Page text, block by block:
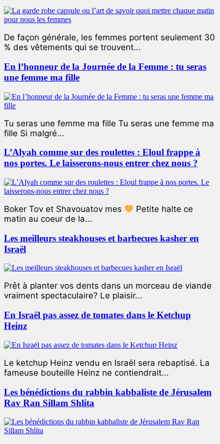
De façon générale, les femmes portent seulement 30
% des vêtements qui se trouvent...
En l’honneur de la Journée de la Femme : tu seras
une femme ma fille
Tu seras une femme ma fille Tu seras une femme ma
fille Si malgré...
L’Alyah comme sur des roulettes : Eloul frappe à
nos portes. Le laisserons-nous entrer chez nous ?
Boker Tov et Shavouatov mes
Petite halte ce
matin au coeur de la...
Les meilleurs steakhouses et barbecues kasher en
Israël
Prêt à planter vos dents dans un morceau de viande
vraiment spectaculaire? Le plaisir...
En Israël pas assez de tomates dans le Ketchup
Heinz
Le ketchup Heinz vendu en Israël sera rebaptisé. La
fameuse bouteille Heinz ne contiendrait...
Les bénédictions du rabbin kabbaliste de Jérusalem
Rav Ran Sillam Shlita